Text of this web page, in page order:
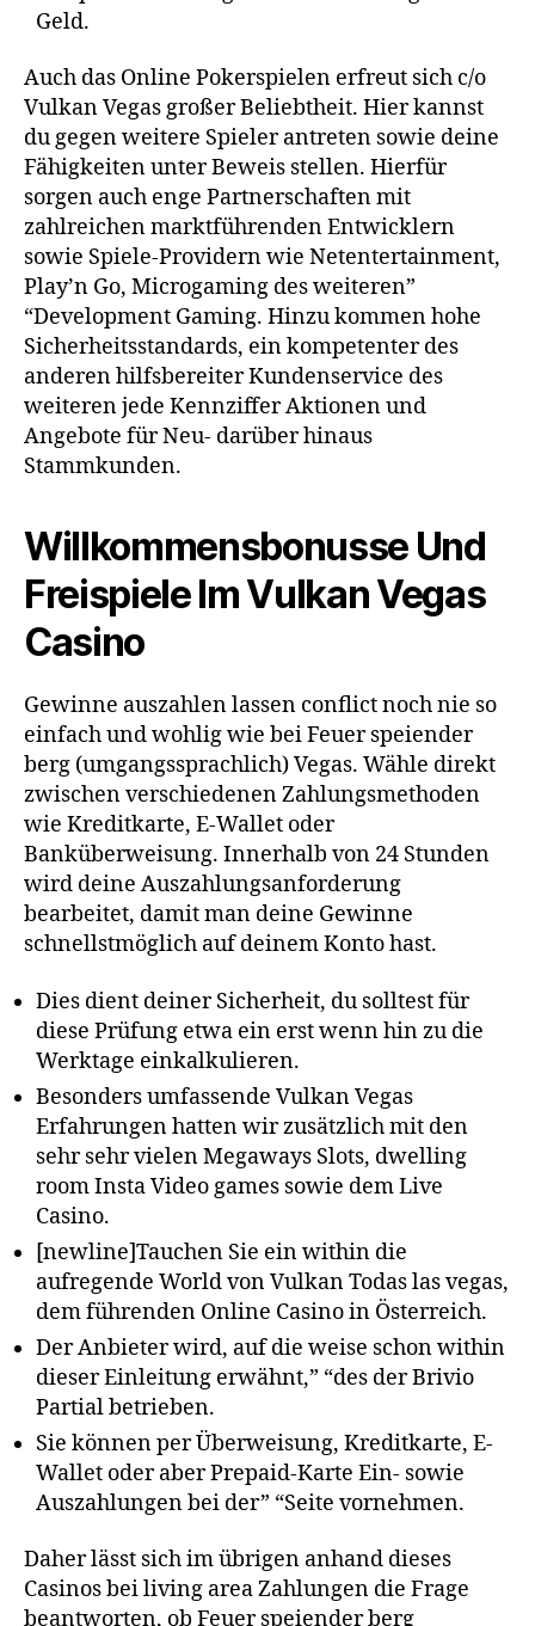
Geld.
Auch das Online Pokerspielen erfreut sich c/o
Vulkan Vegas großer Beliebtheit. Hier kannst
du gegen weitere Spieler antreten sowie deine
Fähigkeiten unter Beweis stellen. Hierfür
sorgen auch enge Partnerschaften mit
zahlreichen marktführenden Entwicklern
sowie Spiele-Providern wie Netentertainment,
Play’n Go, Microgaming des weiteren”
“Development Gaming. Hinzu kommen hohe
Sicherheitsstandards, ein kompetenter des
anderen hilfsbereiter Kundenservice des
weiteren jede Kennziffer Aktionen und
Angebote für Neu- darüber hinaus
Stammkunden.
Willkommensbonusse Und
Freispiele Im Vulkan Vegas
Casino
Gewinne auszahlen lassen conflict noch nie so
einfach und wohlig wie bei Feuer speiender
berg (umgangssprachlich) Vegas. Wähle direkt
zwischen verschiedenen Zahlungsmethoden
wie Kreditkarte, E-Wallet oder
Banküberweisung. Innerhalb von 24 Stunden
wird deine Auszahlungsanforderung
bearbeitet, damit man deine Gewinne
schnellstmöglich auf deinem Konto hast.
Dies dient deiner Sicherheit, du solltest für
diese Prüfung etwa ein erst wenn hin zu die
Werktage einkalkulieren.
Besonders umfassende Vulkan Vegas
Erfahrungen hatten wir zusätzlich mit den
sehr sehr vielen Megaways Slots, dwelling
room Insta Video games sowie dem Live
Casino.
[newline]Tauchen Sie ein within die
aufregende World von Vulkan Todas las vegas,
dem führenden Online Casino in Österreich.
Der Anbieter wird, auf die weise schon within
dieser Einleitung erwähnt,” “des der Brivio
Partial betrieben.
Sie können per Überweisung, Kreditkarte, E-
Wallet oder aber Prepaid-Karte Ein- sowie
Auszahlungen bei der” “Seite vornehmen.
Daher lässt sich im übrigen anhand dieses
Casinos bei living area Zahlungen die Frage
beantworten, ob Feuer speiender berg